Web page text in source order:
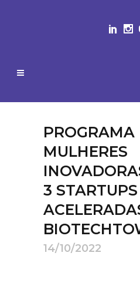
PROGRAMA
MULHERES
3 STARTUPS
14/10/2022